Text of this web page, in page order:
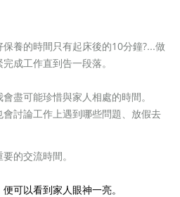
養的時間只有起床後的10分鐘?...做
成工作直到告一段落。
盡可能珍惜與家人相處的時間。
討論工作上遇到哪些問題、放假去
的交流時間。
可以看到家人眼神一亮。